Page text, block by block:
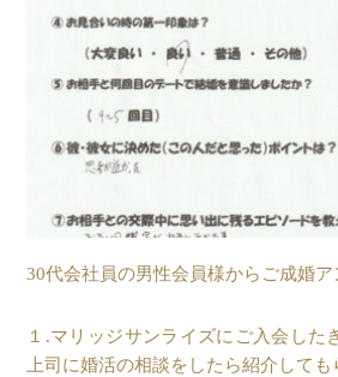
30代会社員の男性会員様からご成婚
１.マリッジサンライズにご入会し
上司に婚活の相談をしたら紹介しても